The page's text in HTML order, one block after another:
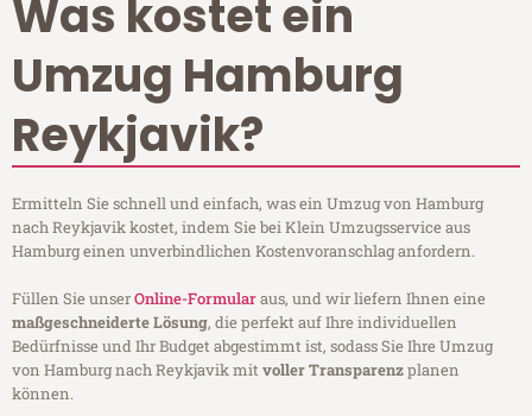
Was kostet ein
Umzug Hamburg
Reykjavik?
Ermitteln Sie schnell und einfach, was ein Umzug von Hamburg
nach Reykjavik kostet, indem Sie bei Klein Umzugsservice aus
Hamburg einen unverbindlichen Kostenvoranschlag anfordern.
Füllen Sie unserOnline-Formularaus, und wir liefern Ihnen eine
maßgeschneiderte Lösung, die perfekt auf Ihre individuellen
Bedürfnisse und Ihr Budget abgestimmt ist, sodass Sie Ihre Umzug
von Hamburg nach Reykjavik mitvoller Transparenzplanen
können.